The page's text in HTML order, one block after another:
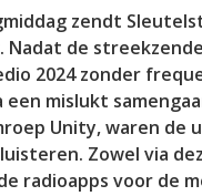
zendt
Nadat de
2024 zonder
mislukt
Unity, waren de
Zowel via
radioapps voor de